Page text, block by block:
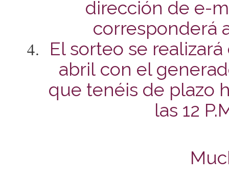
dirección de e-
corresponderá
El sorteo se
abril con el
que tenéis de plazo
las 12